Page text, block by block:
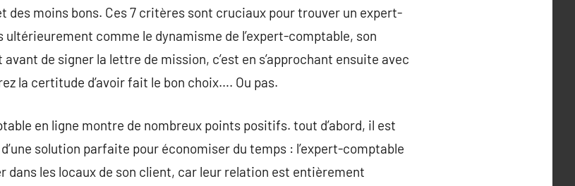
des moins bons. Ces 7 critères sont cruciaux pour trouver un expert-
ultérieurement comme le dynamisme de l’expert-comptable, son
de signer la lettre de mission, c’est en s’approchant ensuite avec
la certitude d’avoir fait le bon choix…. Ou pas.
en ligne montre de nombreux points positifs. tout d’abord, il est
solution parfaite pour économiser du temps : l’expert-comptable
dans les locaux de son client, car leur relation est entièrement